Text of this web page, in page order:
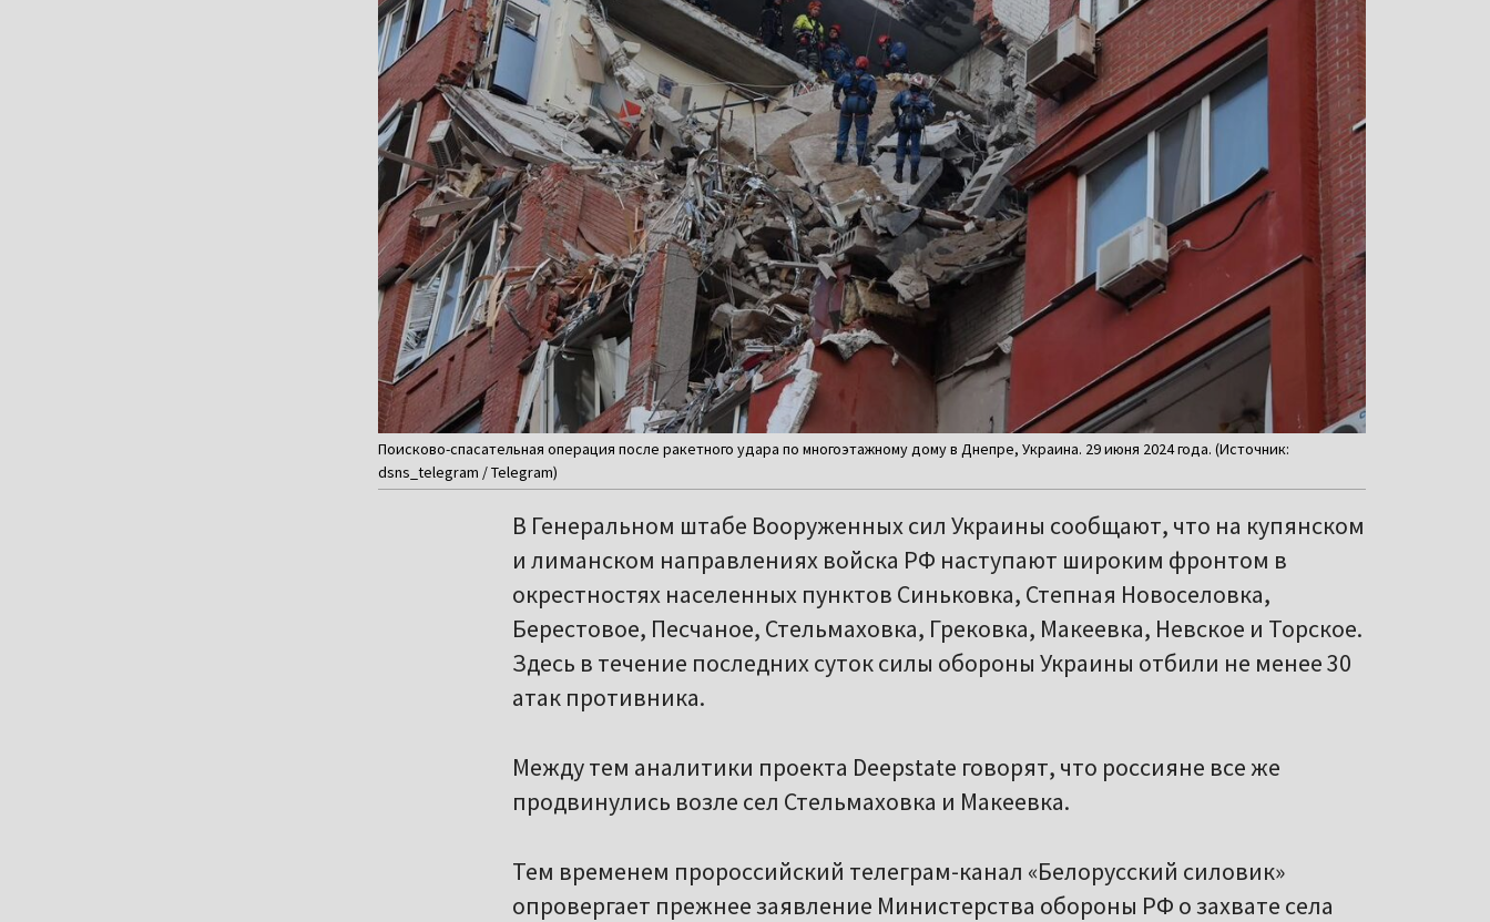
Поисково-спасательная операция после ракетного удара по многоэтажному дому в Днепре, Украина. 29 июня 2024 года. (Источник:
dsns_telegram / Telegram)
В Генеральном штабе Вооруженных сил Украины сообщают, что на купянском
и лиманском направлениях войска РФ наступают широким фронтом в
окрестностях населенных пунктов Синьковка, Степная Новоселовка,
Берестовое, Песчаное, Стельмаховка, Грековка, Макеевка, Невское и Торское.
Здесь в течение последних суток силы обороны Украины отбили не менее 30
атак противника.
Между тем аналитики проекта Deepstate говорят, что россияне все же
продвинулись возле сел Стельмаховка и Макеевка.
Тем временем пророссийский телеграм-канал «Белорусский силовик»
опровергает прежнее заявление Министерства обороны РФ о захвате села